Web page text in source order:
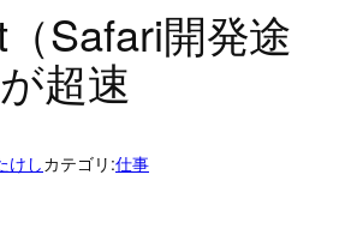
Safari開発途
超速
けしカテゴリ:仕事